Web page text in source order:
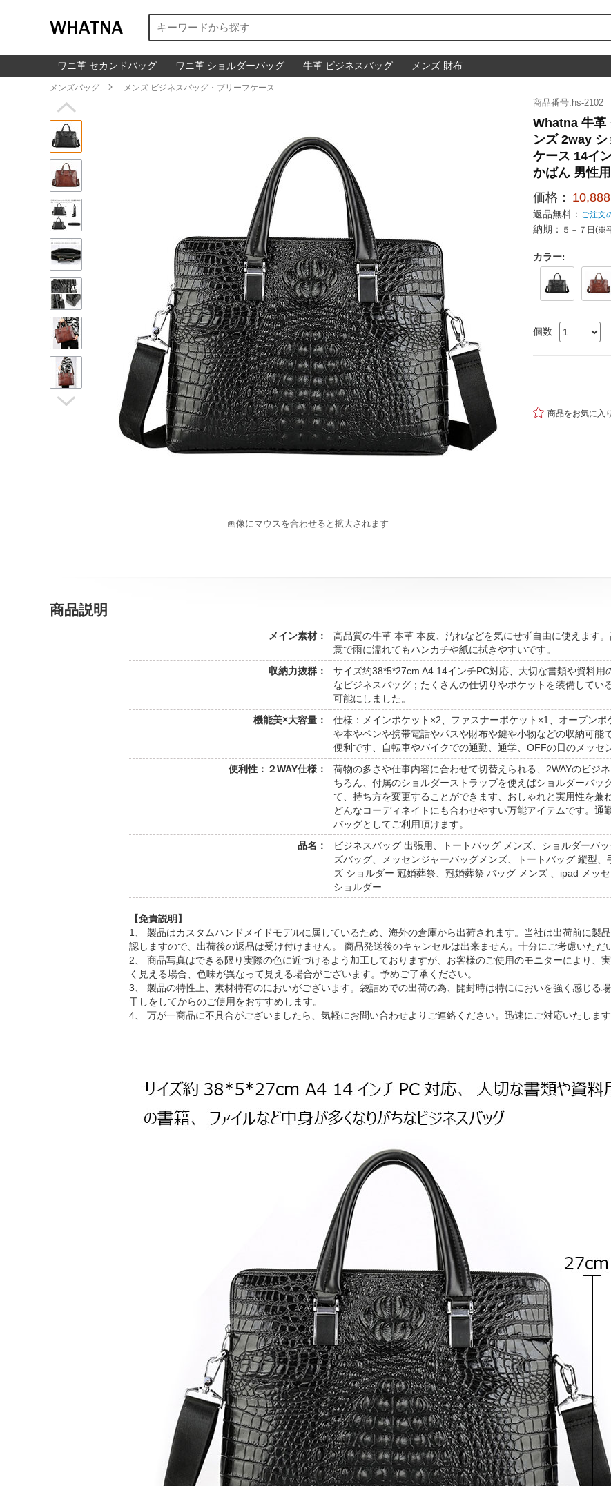
ワニ革 セカンドバッグ ワニ革 ショルダーバッグ 牛革 ビジネスバッグ メンズ 財布
メンズバッグ  メンズ ビジネスバッグ・ブリーフケース


画像にマウスを合わせると拡大されます
商品番号:hs-2102
Whatna 牛革
ンズ 2way
ケース 14イ
かばん 男性
価格：
返品無料： ご注文
納期： ５－７日(※
カラー:
個数
 商品をお気に入
商品説明
メイン素材：
高品質の牛革 本革 本皮、汚れなどを気にせず自由に使えます
意で雨に濡れてもハンカチや紙に拭きやすいです。
収納力抜群：
サイズ约38*5*27cm A4 14インチPC対応、大切な書類や資料
なビジネスバッグ；たくさんの仕切りやポケットを装備してい
可能にしました。
機能美×大容量：
仕様：メインポケット×2、ファスナーポケット×1、オープン
や本やペンや携帯電話やパスや財布や鍵や小物などの収納可能
便利です、自転車やバイクでの通勤、通学、OFFの日のメッセ
便利性：２WAY仕様：
荷物の多さや仕事内容に合わせて切替えられる、2WAYのビジ
ちろん、付属のショルダーストラップを使えばショルダーバッ
て、持ち方を変更することができます、おしゃれと実用性を兼
どんなコーディネイトにも合わせやすい万能アイテムです。通
バッグとしてご利用頂けます。
品名：
ビジネスバッグ 出張用、トートバッグ メンズ、ショルダーバ
ズバッグ、メッセンジャーバッグメンズ、トートバッグ 縦型
ズ ショルダー 冠婚葬祭、冠婚葬祭 バッグ メンズ 、ipad メッ
ショルダー
【免責説明】
1、 製品はカスタムハンドメイドモデルに属しているため、海外の倉庫から出荷されます。当社は出荷前に製
認しますので、出荷後の返品は受け付けません。 商品発送後のキャンセルは出来ません。十分にご考慮いただ
2、 商品写真はできる限り実際の色に近づけるよう加工しておりますが、お客様のご使用のモニターにより、
く見える場合、色味が異なって見える場合がございます。予めご了承ください。
3、 製品の特性上、素材特有のにおいがございます。袋詰めでの出荷の為、開封時は特ににおいを強く感じる
干しをしてからのご使用をおすすめします。
4、 万が一商品に不具合がございましたら、気軽にお問い合わせよりご連絡ください。迅速にご対応いたします